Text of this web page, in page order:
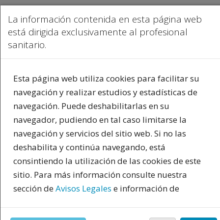
La información contenida en esta página web
está dirigida exclusivamente al profesional
sanitario.
Esta página web utiliza cookies para facilitar su
navegación y realizar estudios y estadísticas de
navegación. Puede deshabilitarlas en su
navegador, pudiendo en tal caso limitarse la
navegación y servicios del sitio web. Si no las
deshabilita y continúa navegando, está
consintiendo la utilización de las cookies de este
sitio. Para más información consulte nuestra
sección deAvisos Legales e información de
estar de acuerdo con nuestra última modificación
INICIO|BLOGS|BLOG DE PSIQUIATRIA.COM|¿QUÉ ES LA ADICCIÓN A LOS
ANSIOLÍTICOS Y POR QUÉ PREOCUPA?
Blog de psiquiatria.com
Seguir al autor
Blog de psiquiatria.com